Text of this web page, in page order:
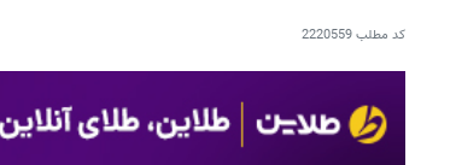
کد مطلب2220559